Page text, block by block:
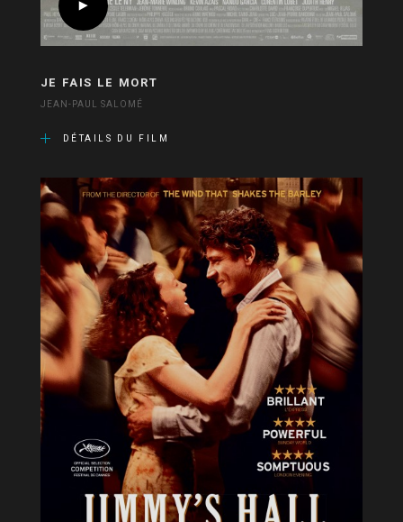
JE FAIS LE MORT
JEAN-PAUL SALOMÉ
DÉTAILS DU FILM